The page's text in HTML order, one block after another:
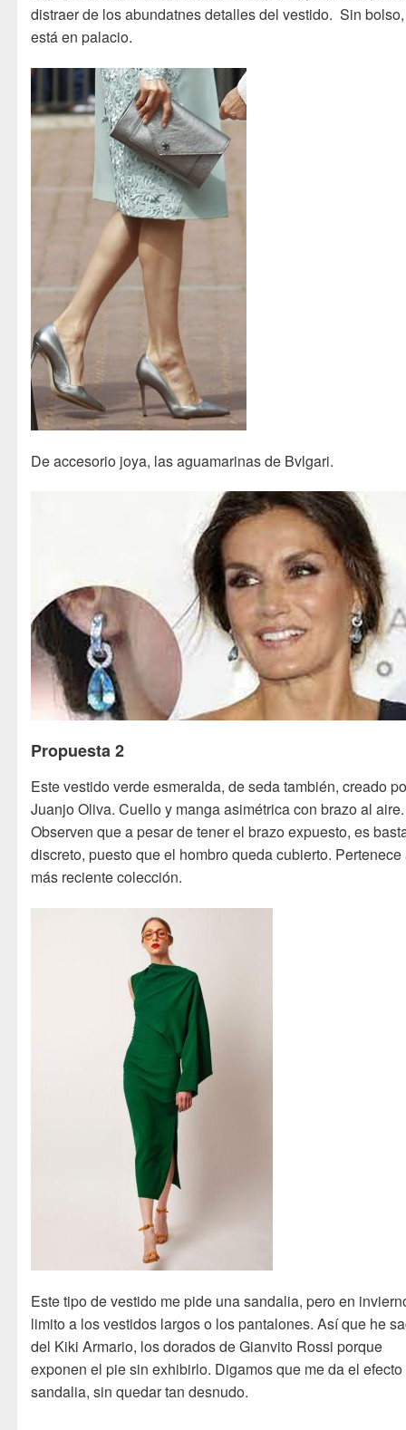
distraer de los abundatnes detalles del vestido. Sin
está en palacio.
De accesorio joya, las aguamarinas de Bvlgari.
Propuesta 2
Este vestido verde esmeralda, de seda también, creado
Juanjo Oliva. Cuello y manga asimétrica con brazo al aire.
Observen que a pesar de tener el brazo expuesto, es
discreto, puesto que el hombro queda cubierto. Pertenece
más reciente colección.
Este tipo de vestido me pide una sandalia, pero en
limito a los vestidos largos o los pantalones. Así que he
del Kiki Armario, los dorados de Gianvito Rossi porque
exponen el pie sin exhibirlo. Digamos que me da el efecto
sandalia, sin quedar tan desnudo.